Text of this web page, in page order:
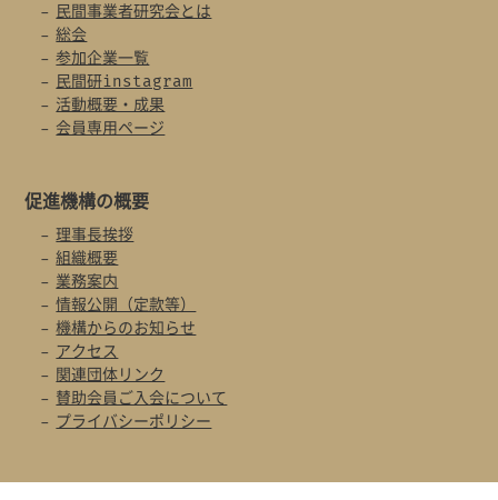
民間事業者研究会とは
総会
参加企業一覧
民間研instagram
活動概要・成果
会員専用ページ
促進機構の概要
理事長挨拶
組織概要
業務案内
情報公開（定款等）
機構からのお知らせ
アクセス
関連団体リンク
賛助会員ご入会について
プライバシーポリシー